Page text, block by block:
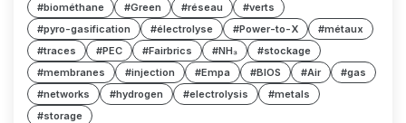
#biométhane
#Green #réseau
#verts
#pyro-gasification
#électrolyse #Power-to-X
#métaux
#traces
#PEC #Fairbrics #NH₃
#stockage
#membranes
#injection #Empa #BIOS #Air
#gas
#networks
#hydrogen #electrolysis
#metals
#storage